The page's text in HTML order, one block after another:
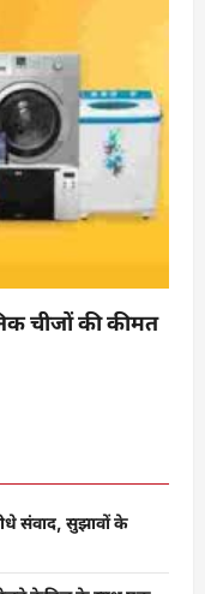
चीजों की कीमत
संवाद, सुझावों के